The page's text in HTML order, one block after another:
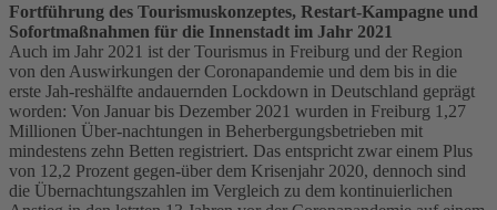
Fortführung des Tourismuskonzeptes, Restart-Kampagne und
Sofortmaßnahmen für die Innenstadt im Jahr 2021
Auch im Jahr 2021 ist der Tourismus in Freiburg und der Region
von den Auswirkungen der Coronapandemie und dem bis in die
erste Jah-reshälfte andauernden Lockdown in Deutschland geprägt
worden: Von Januar bis Dezember 2021 wurden in Freiburg 1,27
Millionen Über-nachtungen in Beherbergungsbetrieben mit
mindestens zehn Betten registriert. Das entspricht zwar einem Plus
von 12,2 Prozent gegen-über dem Krisenjahr 2020, dennoch sind
die Übernachtungszahlen im Vergleich zu dem kontinuierlichen